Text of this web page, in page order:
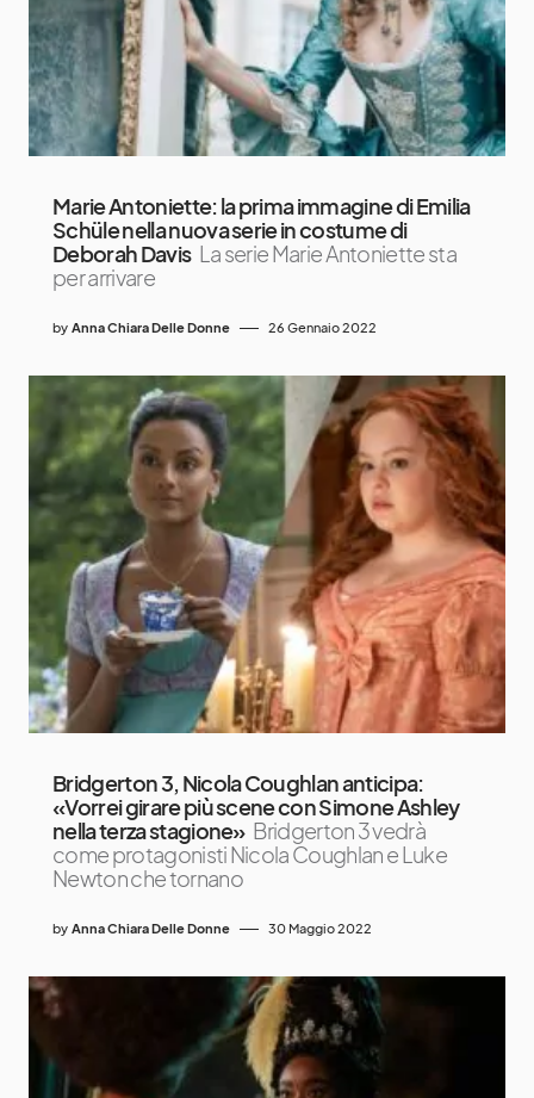
Marie Antoniette: la prima immagine di Emilia
Schüle nella nuova serie in costume di
Deborah Davis La serie Marie Antoniette sta
per arrivare
by Anna Chiara Delle Donne 26 Gennaio 2022
Bridgerton 3, Nicola Coughlan anticipa:
«Vorrei girare più scene con Simone Ashley
nella terza stagione» Bridgerton 3 vedrà
come protagonisti Nicola Coughlan e Luke
Newton che tornano
by Anna Chiara Delle Donne 30 Maggio 2022